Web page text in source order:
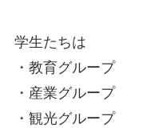
学生たちは
・教育グループ
・産業グループ
・観光グループ